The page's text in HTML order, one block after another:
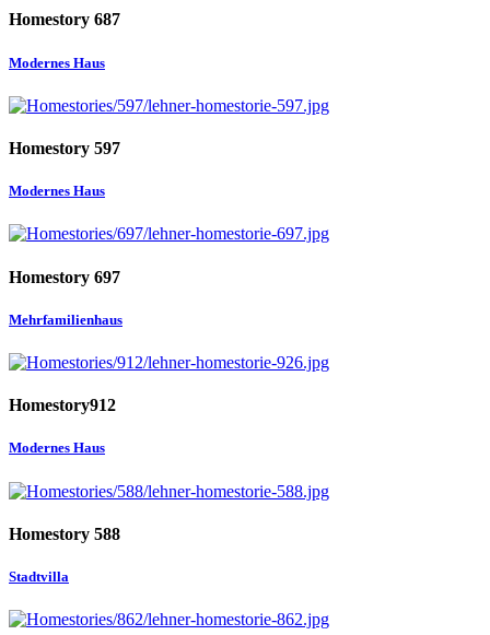
Homestory 687
Modernes Haus
Homestory 597
Modernes Haus
Homestory 697
Mehrfamilienhaus
Homestory912
Modernes Haus
Homestory 588
Stadtvilla